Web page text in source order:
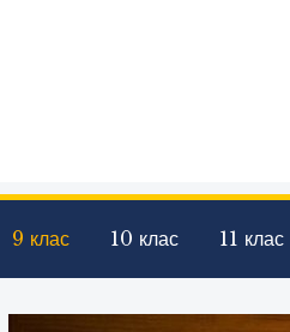
9 клас 10 клас 11 клас